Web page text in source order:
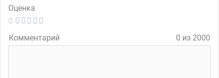
Оценка
Комментарий 0 из 2000